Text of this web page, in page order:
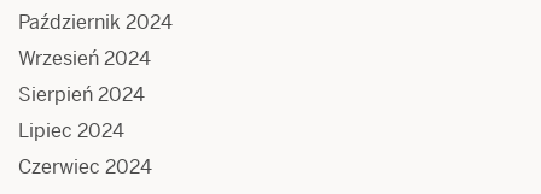
Październik 2024
Wrzesień 2024
Sierpień 2024
Lipiec 2024
Czerwiec 2024